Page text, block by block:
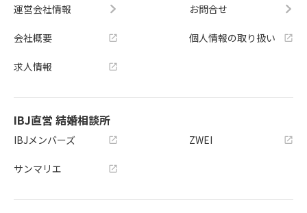
運営会社情報
会社概要
求人情報
お問合せ
個人情報の取り扱い
IBJ直営 結婚相談所
IBJメンバーズ
サンマリエ
ZWEI